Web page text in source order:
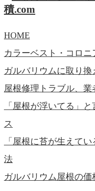
HOME
カラーベスト・コロ
ガルバリウムに取り
屋根修理トラブル、
「屋根が浮いてる」
ス
「屋根に苔が生えて
法
ガルバリウム屋根の価